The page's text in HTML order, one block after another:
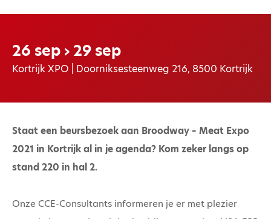
26 sep › 29 sep
Kortrijk XPO | Doorniksesteenweg 216, 8500 Kortrijk
Staat een beursbezoek aan Broodway – Meat Expo
2021 in Kortrijk al in je agenda? Kom zeker langs op
stand 220 in hal 2.
Onze CCE-Consultants informeren je er met plezier